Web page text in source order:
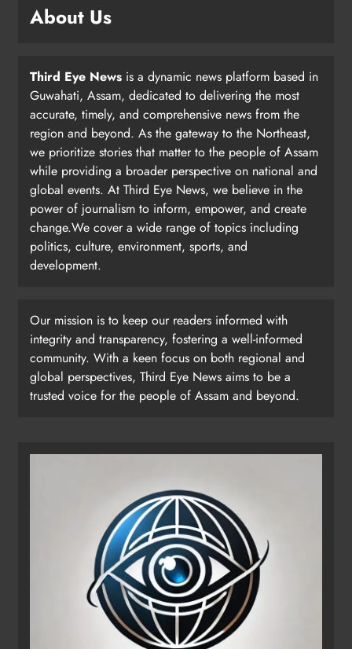
About Us
Third Eye News is a dynamic news platform based in
Guwahati, Assam, dedicated to delivering the most
accurate, timely, and comprehensive news from the
region and beyond. As the gateway to the Northeast,
we prioritize stories that matter to the people of Assam
while providing a broader perspective on national and
global events. At Third Eye News, we believe in the
power of journalism to inform, empower, and create
change.We cover a wide range of topics including
politics, culture, environment, sports, and
development.
Our mission is to keep our readers informed with
integrity and transparency, fostering a well-informed
community. With a keen focus on both regional and
global perspectives, Third Eye News aims to be a
trusted voice for the people of Assam and beyond.